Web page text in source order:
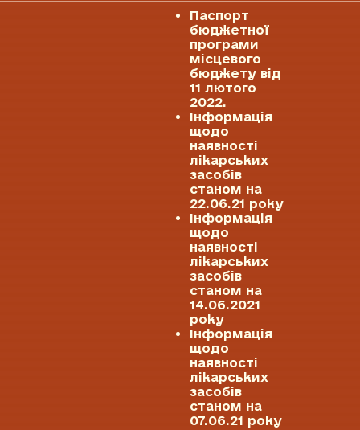
Паспорт
бюджетної
програми
місцевого
бюджету від
11 лютого
2022.
Інформація
щодо
наявності
лікарських
засобів
станом на
22.06.21 року
Інформація
щодо
наявності
лікарських
засобів
станом на
14.06.2021
року
Інформація
щодо
наявності
лікарських
засобів
станом на
07.06.21 року